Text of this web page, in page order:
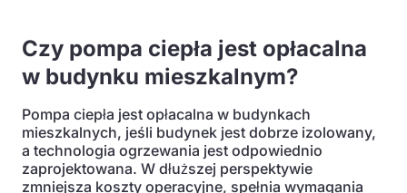
Czy pompa ciepła jest opłacalna
w budynku mieszkalnym?
Pompa ciepła jest opłacalna w budynkach
mieszkalnych, jeśli budynek jest dobrze izolowany,
a technologia ogrzewania jest odpowiednio
zaprojektowana. W dłuższej perspektywie
zmniejsza koszty operacyjne, spełnia wymagania